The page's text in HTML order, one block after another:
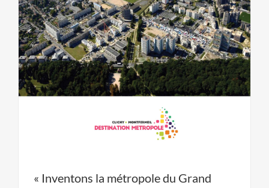
« Inventons la métropole du Grand